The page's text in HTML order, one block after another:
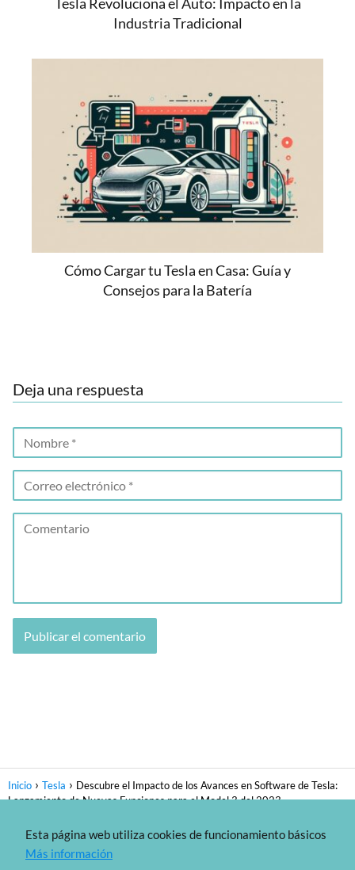
Industria Tradicional
Cómo Cargar tu Tesla en Casa: Guía y
Consejos para la Batería
Deja una respuesta
Inicio Tesla
Descubre el Impacto de los Avances en Software de Tesla:
Lanzamiento de Nuevas Funciones para el Model 3 del 2023
Sitemap-Política de privacidad- Copyright 2021
Esta página web utiliza cookies de funcionamiento básicos
Más información